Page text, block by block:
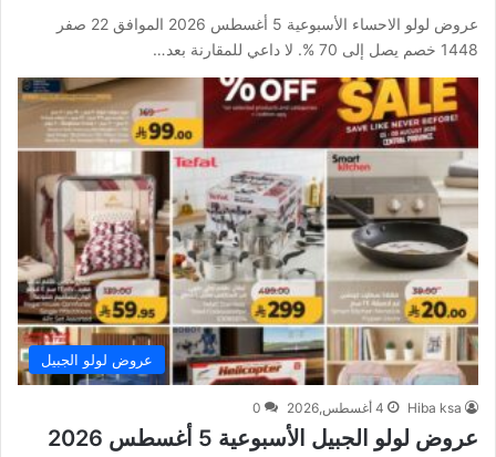
عروض لولو الاحساء الأسبوعية 5 أغسطس 2026 الموافق 22 صفر
1448 خصم يصل إلى 70 %. لا داعي للمقارنة بعد…
عروض لولو الجبيل
Hiba ksa 4 أغسطس,2026 0
عروض لولو الجبيل الأسبوعية 5 أغسطس 2026